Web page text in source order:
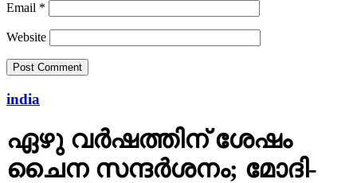
Email *
Website
india
ഏഴു വർഷത്തിന് ശേഷം
ചൈന സന്ദർശനം; മോദി-